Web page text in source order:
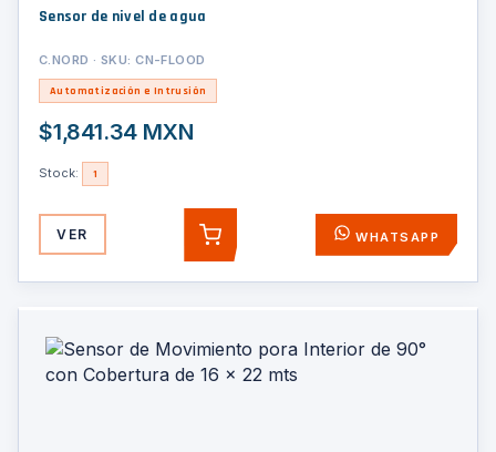
Sensor de nivel de agua
C.NORD · SKU: CN-FLOOD
Automatización e Intrusión
$1,841.34 MXN
Stock: 1
VER AGREGAR WHATSAPP